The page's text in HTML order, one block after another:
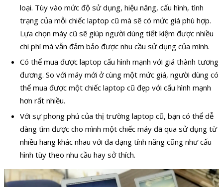
loại. Tùy vào mức độ sử dụng, hiệu năng, cấu hình, tình
trạng của mỗi chiếc laptop cũ mà sẽ có mức giá phù hợp.
Lựa chọn máy cũ sẽ giúp người dùng tiết kiệm được nhiều
chi phí mà vẫn đảm bảo được nhu cầu sử dụng của mình.
Có thể mua được laptop cấu hình mạnh với giá thành tương
đương. So với máy mới ở cùng một mức giá, người dùng có
thể mua được một chiếc laptop cũ đẹp với cấu hình mạnh
hơn rất nhiều.
Với sự phong phú của thị trường laptop cũ, bạn có thể dễ
dàng tìm được cho mình một chiếc máy đã qua sử dụng từ
nhiều hãng khác nhau với đa dạng tính năng cũng như cấu
hình tùy theo nhu cầu hay sở thích.